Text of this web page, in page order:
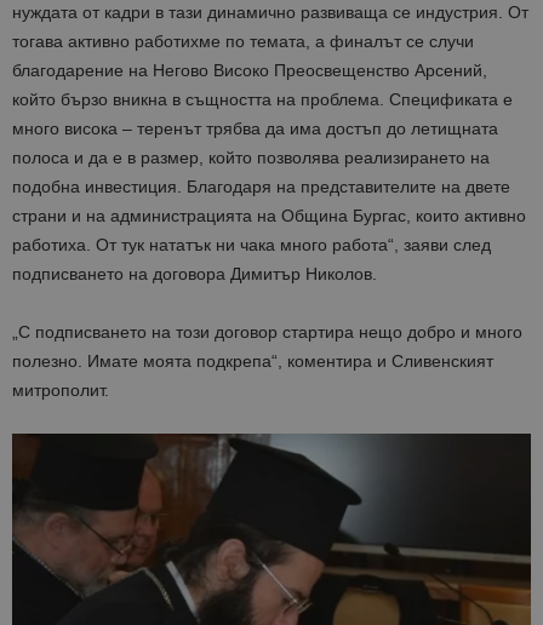
нуждата от кадри в тази динамично развиваща се индустрия. От
тогава активно работихме по темата, а финалът се случи
благодарение на Негово Високо Преосвещенство Арсений,
който бързо вникна в същността на проблема. Спецификата е
много висока – теренът трябва да има достъп до летищната
полоса и да е в размер, който позволява реализирането на
подобна инвестиция. Благодаря на представителите на двете
страни и на администрацията на Община Бургас, които активно
работиха. От тук нататък ни чака много работа“, заяви след
подписването на договора Димитър Николов.
„С подписването на този договор стартира нещо добро и много
полезно. Имате моята подкрепа“, коментира и Сливенският
митрополит.